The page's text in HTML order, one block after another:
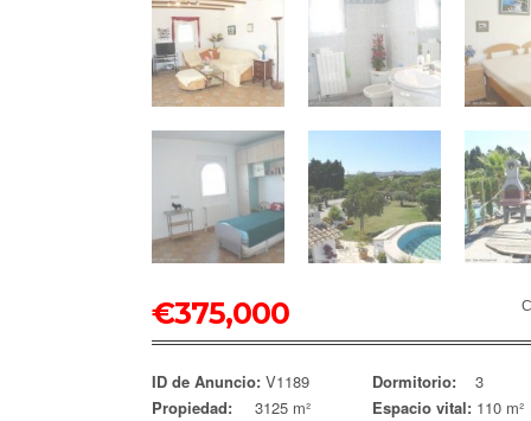
€375,000
ID de Anuncio: V1189 Dormitorio:
3
Propiedad:
3125 m² Espacio vital: 110 m²